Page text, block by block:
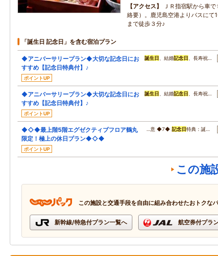
アクセス
ＪＲ指宿駅から車
絡要）。鹿児島空港よりバスにて
まで徒歩３分♪
「誕生日 記念日」を含む宿泊プラン
◆アニバーサリープラン◆大切な記念日にお
すすめ【記念日特典付】♪
ポイントUP
誕生日 、結婚記念日 、長寿祝…
◆アニバーサリープラン◆大切な記念日にお
すすめ【記念日特典付】♪
ポイントUP
誕生日 、結婚記念日 、長寿祝…
◆◇◆最上階5階エグゼクティブフロア鶴丸
限定！極上の休日プラン◆◇◆
ポイントUP
…意 ◆7◆ 記念日特典：誕…
この施
この施設と交通手段を自由に組み合わせたおトクな
新幹線/特急付プラン一覧へ 航空券付プラ